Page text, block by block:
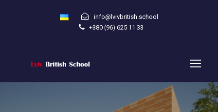
info@lvivbritish.school
+380 (96) 625 11 33